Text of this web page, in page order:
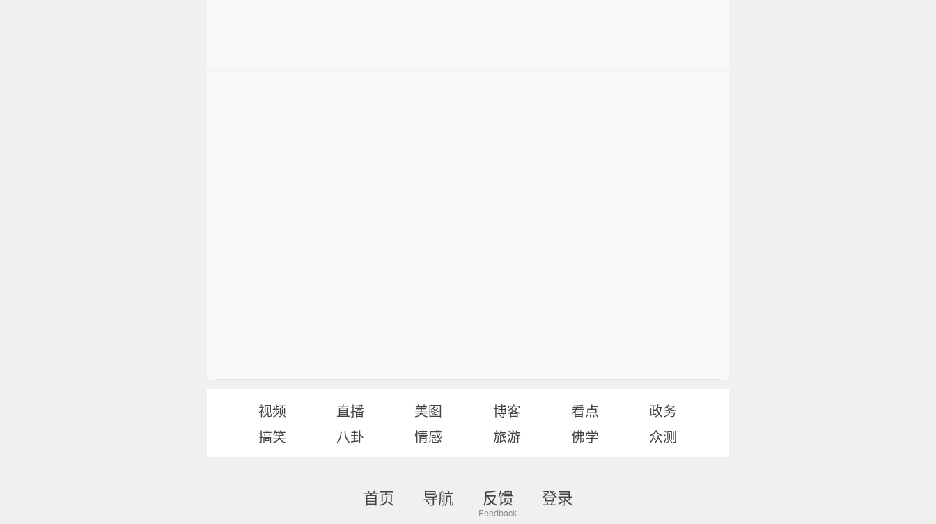
视频 直播 美图 博客 看点
政务
搞笑
八卦 情感 旅游 佛学 众测
首页 导航 反馈 登录